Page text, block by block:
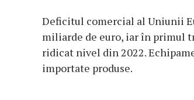
Deficitul comercial al Uniunii
miliarde de euro, iar în primul
ridicat nivel din 2022.
importate produse.